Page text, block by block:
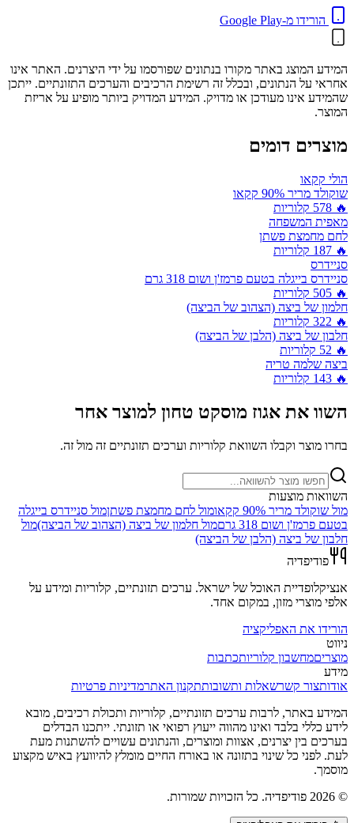
הורידו מ-Google Play
המידע המוצג באתר מקורו בנתונים שפורסמו על ידי היצרנים. האתר אינו
אחראי על הנתונים, ובכלל זה רשימת הרכיבים והערכים התזונתיים. ייתכן
שהמידע אינו מעודכן או מדויק. המידע המדויק ביותר מופיע על אריזת
המוצר.
מוצרים דומים
הולי קקאו
שוקולד מריר 90% קקאו
🔥
578 קלוריות
מאפית המשפחה
לחם מחמצת פשתן
🔥
187 קלוריות
סניידרס
סניידרס בייגלה בטעם פרמז'ן ושום 318 גרם
🔥
505 קלוריות
חלמון של ביצה (הצהוב של הביצה)
🔥
322 קלוריות
חלבון של ביצה (הלבן של הביצה)
🔥
52 קלוריות
ביצה שלמה טריה
🔥
143 קלוריות
השוו את אגוז מוסקט טחון למוצר אחר
בחרו מוצר וקבלו השוואת קלוריות וערכים תזונתיים זה מול זה.
השוואות מוצעות
מול שוקולד מריר 90% קקאו מול לחם מחמצת פשתןמול סניידרס בייגלה
בטעם פרמז'ן ושום 318 גרם
מול חלמון של ביצה (הצהוב של הביצה)מול
חלבון של ביצה (הלבן של הביצה)
פודיפדיה
אנציקלופדיית האוכל של ישראל. ערכים תזונתיים, קלוריות ומידע על
אלפי מוצרי מזון, במקום אחד.
הורידו את האפליקציה
ניווט
מוצריםמחשבון קלוריותכתבות
מידע
אודותצור קשרשאלות ותשובותתקנון האתרמדיניות פרטיות
המידע באתר, לרבות ערכים תזונתיים, קלוריות ותכולת רכיבים, מובא
לידע כללי בלבד ואינו מהווה ייעוץ רפואי או תזונתי. ייתכנו הבדלים
בערכים בין יצרנים, אצוות ומוצרים, והנתונים עשויים להשתנות מעת
לעת. לפני כל שינוי בתזונה או באורח החיים מומלץ להיוועץ באיש מקצוע
מוסמך.
©
2026 פודיפדיה. כל הזכויות שמורות.